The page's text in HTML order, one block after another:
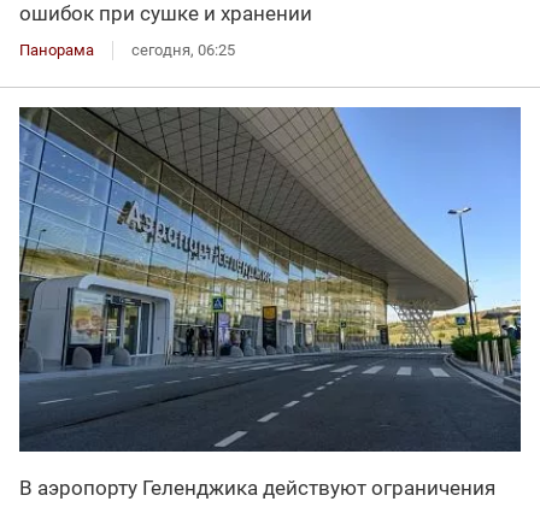
ошибок при сушке и хранении
Панорама сегодня, 06:25
В аэропорту Геленджика действуют ограничения